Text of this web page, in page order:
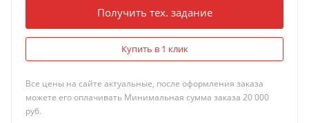
Получить тех. задание
Купить в 1 клик
Все цены на сайте актуальные, после оформления заказа
можете его оплачивать Минимальная сумма заказа 20 000
руб.